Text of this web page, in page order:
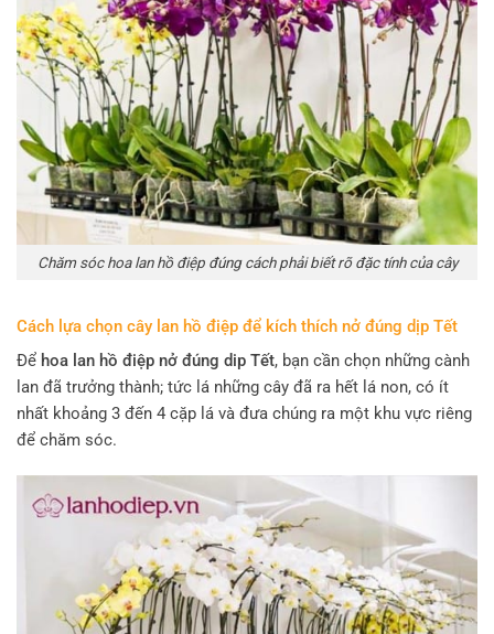
Chăm sóc hoa lan hồ điệp đúng cách phải biết rõ đặc tính của cây
Cách lựa chọn cây lan hồ điệp để kích thích nở đúng dịp Tết
Để hoa lan hồ điệp nở đúng dip Tết, bạn cần chọn những cành
lan đã trưởng thành; tức lá những cây đã ra hết lá non, có ít
nhất khoảng 3 đến 4 cặp lá và đưa chúng ra một khu vực riêng
để chăm sóc.